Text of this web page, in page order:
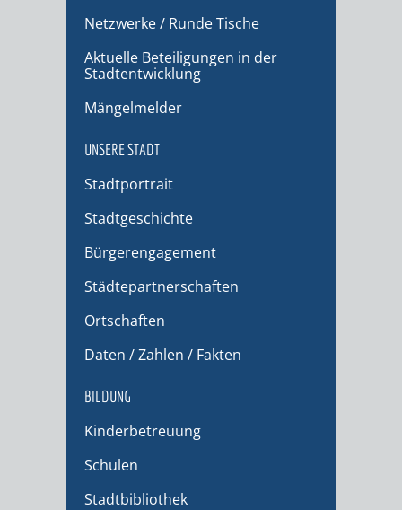
Netzwerke / Runde Tische
Aktuelle Beteiligungen in der
Stadtentwicklung
Mängelmelder
UNSERE STADT
Stadtportrait
Stadtgeschichte
Bürgerengagement
Städtepartnerschaften
Ortschaften
Daten / Zahlen / Fakten
BILDUNG
Kinderbetreuung
Schulen
Stadtbibliothek